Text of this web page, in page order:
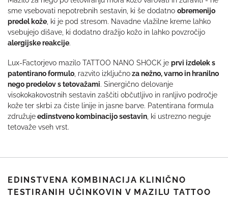
sme vsebovati nepotrebnih sestavin, ki še dodatno obremenijo
predel kože , ki je pod stresom. Navadne vlažilne kreme lahko
vsebujejo dišave, ki dodatno dražijo kožo in lahko povzročijo
alergijske reakcije.
Lux-Factorjevo mazilo TATTOO NANO SHOCK je prvi izdelek s
patentirano formulo , razvito izključnoza nežno, varno in hranilno
nego predelov s tetovažami. Sinergično delovanje
visokokakovostnih sestavin zaščiti občutljivo in ranljivo področje
kože ter skrbi za čiste linije in jasne barve. Patentirana formula
združujeedinstveno kombinacijo sestavin , ki ustrezno neguje
tetovaže vseh vrst.
EDINSTVENA KOMBINACIJA KLINIČNO
TESTIRANIH UČINKOVIN V MAZILU TATTOO